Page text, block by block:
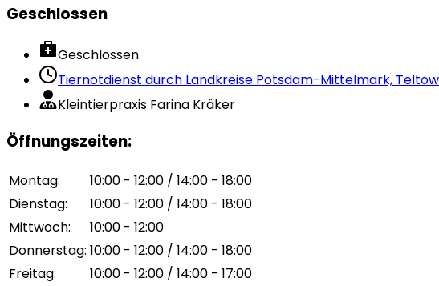
Geschlossen
Geschlossen
Tiernotdienst durch Landkreise Potsdam-Mittelmark,
Kleintierpraxis Farina Kräker
Öffnungszeiten:
Montag:
10:00 - 12:00 / 14:00 - 18:00
Dienstag:
10:00 - 12:00 / 14:00 - 18:00
Mittwoch:
10:00 - 12:00
Donnerstag: 10:00 - 12:00 / 14:00 - 18:00
Freitag:
10:00 - 12:00 / 14:00 - 17:00